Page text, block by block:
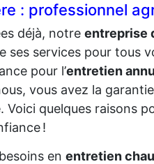
: professionnel
déjà, notre entreprise
ses services pour tous
pour l’entretien
vous avez la
quelques raisons
!
en entretien